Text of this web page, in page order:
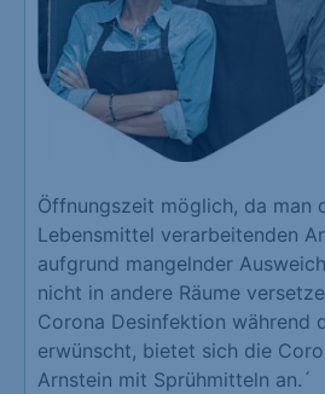
Öffnungszeit möglich, da man
Lebensmittel verarbeitenden
aufgrund mangelnder
nicht in andere Räume
Corona Desinfektion während
erwünscht, bietet sich die
Arnstein mit Sprühmitteln an.´